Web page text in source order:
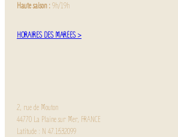
Haute saison :9h/19h
HORAIRES DES MARÉES >
2, rue de Mouton
44770 La Plaine sur Mer, FRANCE
Latitude : N 47.1532099